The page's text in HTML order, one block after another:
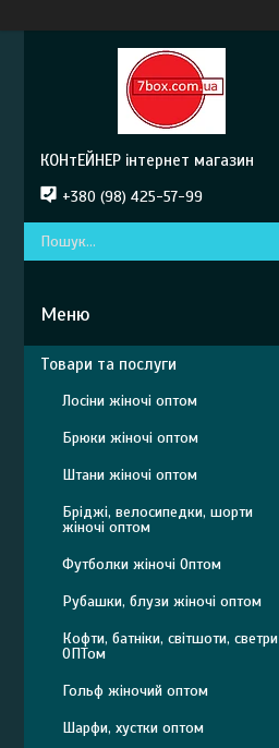
КОНтЕЙНЕР інтернет магазин
+380 (98) 425-57-99
Товари та послуги
Лосіни жіночі оптом
Брюки жіночі оптом
Штани жіночі оптом
Бріджі, велосипедки, шорти
жіночі оптом
Футболки жіночі Оптом
Рубашки, блузи жіночі оптом
Кофти, батніки, світшоти, светри
ОПТом
Гольф жіночий оптом
Шарфи, хустки оптом